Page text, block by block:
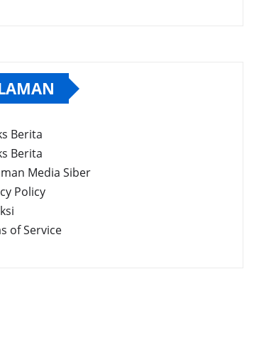
Berita
Berita
Media Siber
Policy
of Service